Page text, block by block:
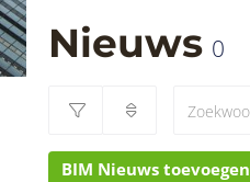
Nieuws 0
BIM Nieuws toevoegen